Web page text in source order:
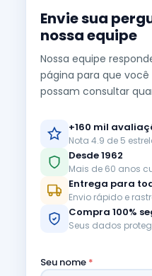
Envie sua
nossa equipe
Nossa equipe
página para que
possam consultar
+160 mil
Nota 4.9 de 5
Desde 1962
Mais de 60 anos
Entrega para
Envio rápido e
Compra 100%
Seus dados
Seu nome *